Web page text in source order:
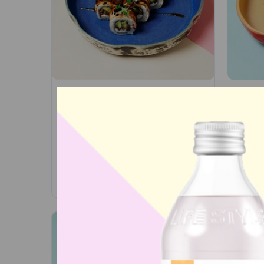
Угорь, сливочный сыр,
трюфельная паста, авокадо,
соус черный перец, соус унаги,
икра масаго
570